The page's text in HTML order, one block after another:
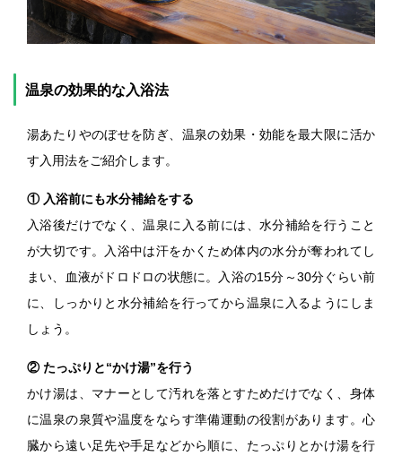
温泉の効果的な入浴法
湯あたりやのぼせを防ぎ、温泉の効果・効能を最大限に活か
す入用法をご紹介します。
① 入浴前にも水分補給をする
入浴後だけでなく、温泉に入る前には、水分補給を行うこと
が大切です。入浴中は汗をかくため体内の水分が奪われてし
まい、血液がドロドロの状態に。入浴の15分～30分ぐらい前
に、しっかりと水分補給を行ってから温泉に入るようにしま
しょう。
② たっぷりと“かけ湯”を行う
かけ湯は、マナーとして汚れを落とすためだけでなく、身体
に温泉の泉質や温度をならす準備運動の役割があります。心
臓から遠い足先や手足などから順に、たっぷりとかけ湯を行